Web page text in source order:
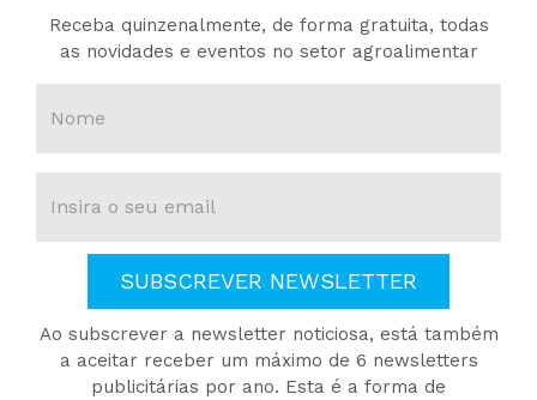
Receba quinzenalmente, de forma gratuita, todas
as novidades e eventos no setor agroalimentar
SUBSCREVER NEWSLETTER
Ao subscrever a newsletter noticiosa, está também
a aceitar receber um máximo de 6 newsletters
publicitárias por ano. Esta é a forma de